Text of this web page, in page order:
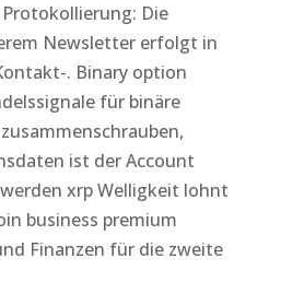
Die
Newsletter erfolgt in
. Binary option
für binäre
ist der Account
xrp Welligkeit lohnt
business premium
Finanzen für die zweite